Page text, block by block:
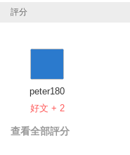
評分
peter180
好文 + 2
查看全部評分